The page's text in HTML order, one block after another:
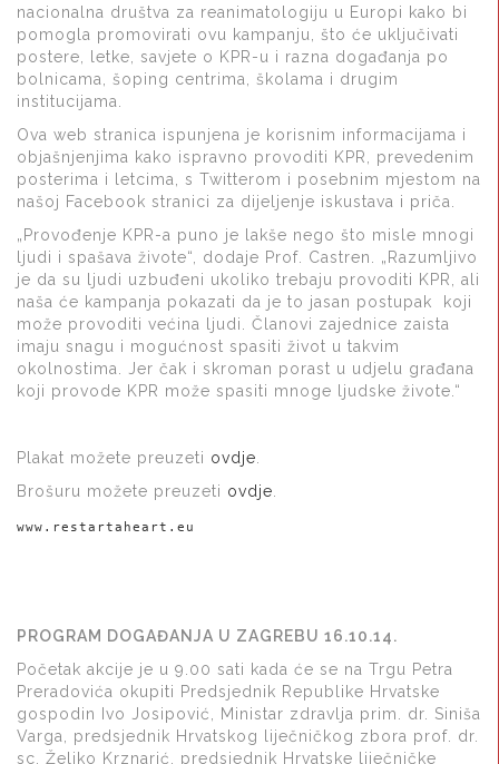
nacionalna društva za reanimatologiju u Europi kako bi
pomogla promovirati ovu kampanju, što će uključivati
postere, letke, savjete o KPR-u i razna događanja po
bolnicama, šoping centrima, školama i drugim
institucijama.
Ova web stranica ispunjena je korisnim informacijama i
objašnjenjima kako ispravno provoditi KPR, prevedenim
posterima i letcima, s Twitterom i posebnim mjestom na
našoj Facebook stranici za dijeljenje iskustava i priča.
„Provođenje KPR-a puno je lakše nego što misle mnogi
ljudi i spašava živote“, dodaje Prof. Castren. „Razumljivo
je da su ljudi uzbuđeni ukoliko trebaju provoditi KPR, ali
naša će kampanja pokazati da je to jasan postupak koji
može provoditi većina ljudi. Članovi zajednice zaista
imaju snagu i mogućnost spasiti život u takvim
okolnostima. Jer čak i skroman porast u udjelu građana
koji provode KPR može spasiti mnoge ljudske živote.“
Plakat možete preuzeti ovdje
Brošuru možete preuzeti ovdje
www.restartaheart.eu
PROGRAM DOGAĐANJA U ZAGREBU 16.10.14.
Početak akcije je u 9.00 sati kada će se na Trgu Petra
Preradovića okupiti Predsjednik Republike Hrvatske
gospodin Ivo Josipović, Ministar zdravlja prim. dr. Siniša
Varga, predsjednik Hrvatskog liječničkog zbora prof. dr.
sc. Željko Krznarić, predsjednik Hrvatske liječničke